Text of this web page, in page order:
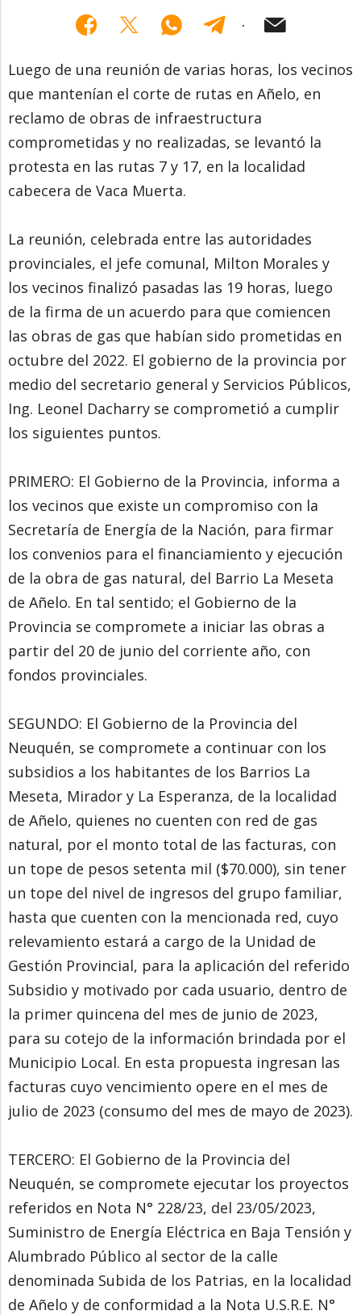
Luego de una reunión de varias horas, los vecinos
que mantenían el corte de rutas en Añelo, en
reclamo de obras de infraestructura
comprometidas y no realizadas, se levantó la
protesta en las rutas 7 y 17, en la localidad
cabecera de Vaca Muerta.
La reunión, celebrada entre las autoridades
provinciales, el jefe comunal, Milton Morales y
los vecinos finalizó pasadas las 19 horas, luego
de la firma de un acuerdo para que comiencen
las obras de gas que habían sido prometidas en
octubre del 2022. El gobierno de la provincia por
medio del secretario general y Servicios Públicos,
Ing. Leonel Dacharry se comprometió a cumplir
los siguientes puntos.
PRIMERO: El Gobierno de la Provincia, informa a
los vecinos que existe un compromiso con la
Secretaría de Energía de la Nación, para firmar
los convenios para el financiamiento y ejecución
de la obra de gas natural, del Barrio La Meseta
de Añelo. En tal sentido; el Gobierno de la
Provincia se compromete a iniciar las obras a
partir del 20 de junio del corriente año, con
fondos provinciales.
SEGUNDO: El Gobierno de la Provincia del
Neuquén, se compromete a continuar con los
subsidios a los habitantes de los Barrios La
Meseta, Mirador y La Esperanza, de la localidad
de Añelo, quienes no cuenten con red de gas
natural, por el monto total de las facturas, con
un tope de pesos setenta mil ($70.000), sin tener
un tope del nivel de ingresos del grupo familiar,
hasta que cuenten con la mencionada red, cuyo
relevamiento estará a cargo de la Unidad de
Gestión Provincial, para la aplicación del referido
Subsidio y motivado por cada usuario, dentro de
la primer quincena del mes de junio de 2023,
para su cotejo de la información brindada por el
Municipio Local. En esta propuesta ingresan las
facturas cuyo vencimiento opere en el mes de
julio de 2023 (consumo del mes de mayo de 2023).
TERCERO: El Gobierno de la Provincia del
Neuquén, se compromete ejecutar los proyectos
referidos en Nota N° 228/23, del 23/05/2023,
Suministro de Energía Eléctrica en Baja Tensión y
Alumbrado Público al sector de la calle
denominada Subida de los Patrias, en la localidad
de Añelo y de conformidad a la Nota U.S.R.E. N°